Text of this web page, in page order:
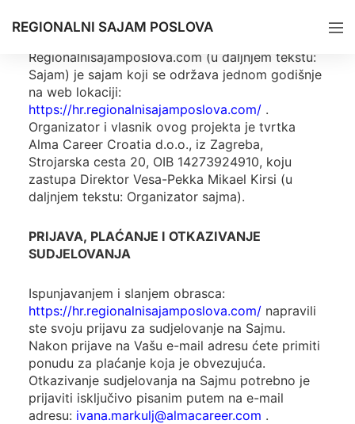
REGIONALNI SAJAM POSLOVA
Regionalnisajamposlova.com (u daljnjem tekstu:
Sajam) je sajam koji se održava jednom godišnje
na web lokaciji:
https://hr.regionalnisajamposlova.com/.
Organizator i vlasnik ovog projekta je tvrtka
Alma Career Croatia d.o.o., iz Zagreba,
Strojarska cesta 20, OIB 14273924910, koju
zastupa Direktor Vesa-Pekka Mikael Kirsi (u
daljnjem tekstu: Organizator sajma).
PRIJAVA, PLAĆANJE I OTKAZIVANJE
SUDJELOVANJA
Ispunjavanjem i slanjem obrasca:
https://hr.regionalnisajamposlova.com/napravili
ste svoju prijavu za sudjelovanje na Sajmu.
Nakon prijave na Vašu e-mail adresu ćete primiti
ponudu za plaćanje koja je obvezujuća.
Otkazivanje sudjelovanja na Sajmu potrebno je
prijaviti isključivo pisanim putem na e-mail
adresu: ivana.markulj@almacareer.com .